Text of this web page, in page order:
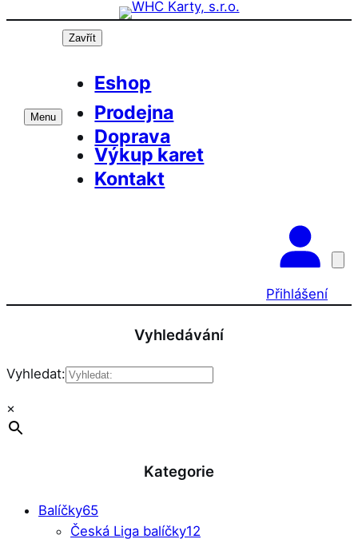
Přeskočit
Menu
Zavřít
Eshop
Prodejna
Doprava
Výkup karet
Kontakt
Přihlášení
Vyhledávání
Vyhledat:
×
Kategorie
Balíčky65
Česká Liga balíčky12